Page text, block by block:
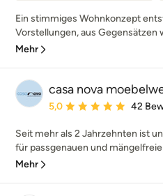
Ein stimmiges Wohnkonzept
Vorstellungen, aus Gegensätzen
Mehr
casa nova
Durchschnittliche
5,0 42
Seit mehr als 2 Jahrzehnten ist
für passgenauen und
Mehr